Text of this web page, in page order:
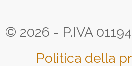
© 2026 - P.IVA
Politica della